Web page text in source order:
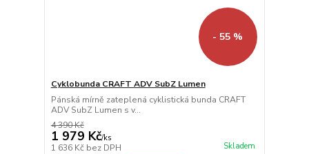
- 55 %
Cyklobunda CRAFT ADV SubZ Lumen
Pánská mírně zateplená cyklistická bunda CRAFT
ADV SubZ Lumen s v...
4 390 Kč
1 979 Kč/ks
1 636 Kč bez DPH Skladem